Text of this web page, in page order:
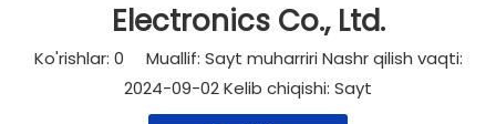
Electronics Co., Ltd.
Ko'rishlar: 0 Muallif: Sayt muharriri Nashr qilish vaqti:
2024-09-02 Kelib chiqishi: Sayt